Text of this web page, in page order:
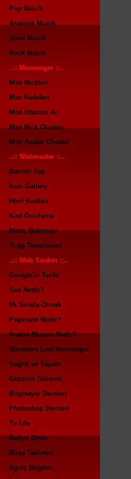
Pop Müzik
Arabesk Muzik
Slow Muzik
Rock Muzik
..:: Messenger ::..
Msn Nickleri
Msn İfadeleri
Msn Oturum Ac
Msn Nick Olustur
Msn Avatar Olustur
..:: Webmaster ::..
Banner Yap
İcon Gallery
Html Kodlari
Kod Önizleme
Menu Butonlari
Tr.gg Tasarimlari
..:: Web Yardım ::..
Google'ın Tarihi
Seo Nedir?
Ilk Sirada Olmak
Pagerank Nedir?
Arama Motoru Nedir?
Windows Live Messenger
Sağlık ve Yaşam
Gezelim Görelim
Bilgisayar Dersleri
Photoshop Dersleri
Tv İzle
Radyo Dinle
Rüya Tabirleri
İlginç Bilgiler